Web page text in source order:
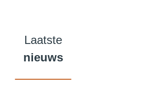
Laatste
nieuws